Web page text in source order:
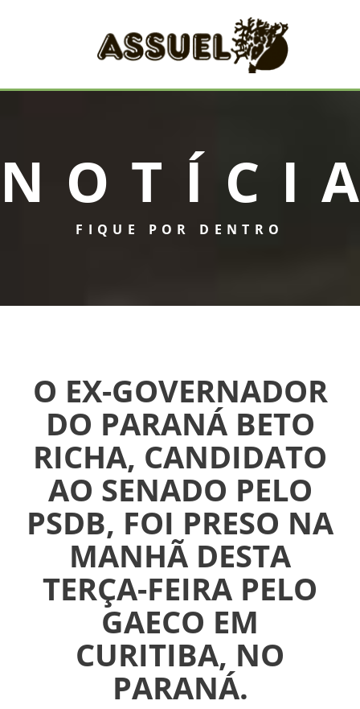
INICIAL
CONVÊNIOS
FIQUE POR DENTRO
O EX-GOVERNADOR
DO PARANÁ BETO
RICHA, CANDIDATO
AO SENADO PELO
PSDB, FOI PRESO NA
MANHÃ DESTA
TERÇA-FEIRA PELO
GAECO EM
CURITIBA, NO
PARANÁ.